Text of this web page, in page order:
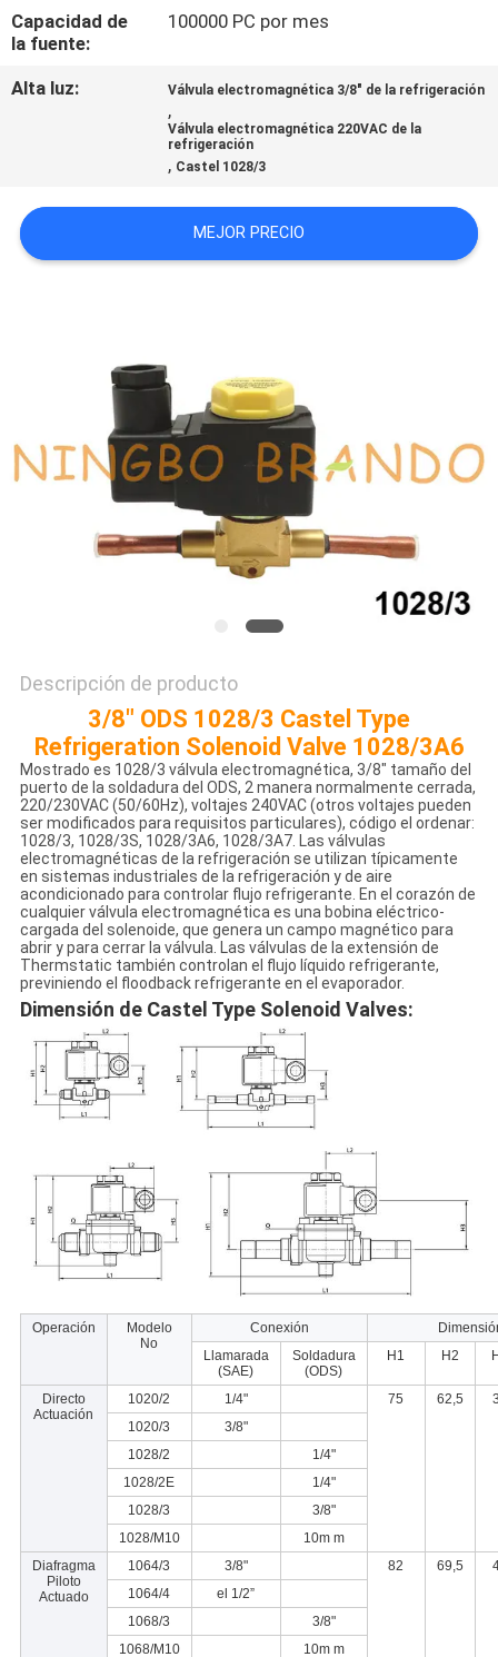
SOLICITAR
UNA CITA
NEWS
MAPA
POLÍTICA
DE
PRIVACIDAD
Capacidad de
la fuente:
100000 PC por mes
Alta luz: Válvula electromagnética 3/8" de la refrigeración
,
Válvula electromagnética 220VAC de la
refrigeración
, Castel 1028/3
MEJOR PRECIO
Descripción de producto
3/8" ODS 1028/3 Castel Type
Refrigeration Solenoid Valve 1028/3A6
Mostrado es 1028/3 válvula electromagnética, 3/8" tamaño del
puerto de la soldadura del ODS, 2 manera normalmente cerrada,
220/230VAC (50/60Hz), voltajes 240VAC (otros voltajes pueden
ser modificados para requisitos particulares), código el ordenar:
1028/3, 1028/3S, 1028/3A6, 1028/3A7. Las válvulas
electromagnéticas de la refrigeración se utilizan típicamente
en sistemas industriales de la refrigeración y de aire
acondicionado para controlar flujo refrigerante. En el corazón de
cualquier válvula electromagnética es una bobina eléctrico-
cargada del solenoide, que genera un campo magnético para
abrir y para cerrar la válvula. Las válvulas de la extensión de
Thermstatic también controlan el flujo líquido refrigerante,
previniendo el floodback refrigerante en el evaporador.
Dimensión de Castel Type Solenoid Valves:
Operación
Modelo
No
Conexión
Llamarada
(SAE)
Soldadura
(ODS)
H1 H2
Directo
Actuación
1020/2 1/4" 75 62,5
1020/3
3/8"
1028/2
1/4"
1028/2E
1/4"
1028/3
3/8"
1028/M10
10m m
Diafragma
Piloto
Actuado
1064/3 3/8" 82 69,5
1064/4
el 1/2”
1068/3
3/8"
1068/M10
10m m